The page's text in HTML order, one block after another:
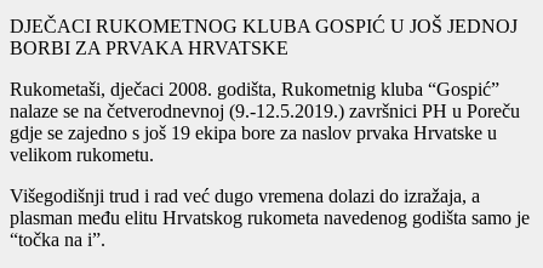
DJEČACI RUKOMETNOG KLUBA GOSPIĆ U JOŠ JEDNOJ
BORBI ZA PRVAKA HRVATSKE
Rukometaši, dječaci 2008. godišta, Rukometnig kluba “Gospić”
nalaze se na četverodnevnoj (9.-12.5.2019.) završnici PH u Poreču
gdje se zajedno s još 19 ekipa bore za naslov prvaka Hrvatske u
velikom rukometu.
Višegodišnji trud i rad već dugo vremena dolazi do izražaja, a
plasman među elitu Hrvatskog rukometa navedenog godišta samo je
“točka na i”.